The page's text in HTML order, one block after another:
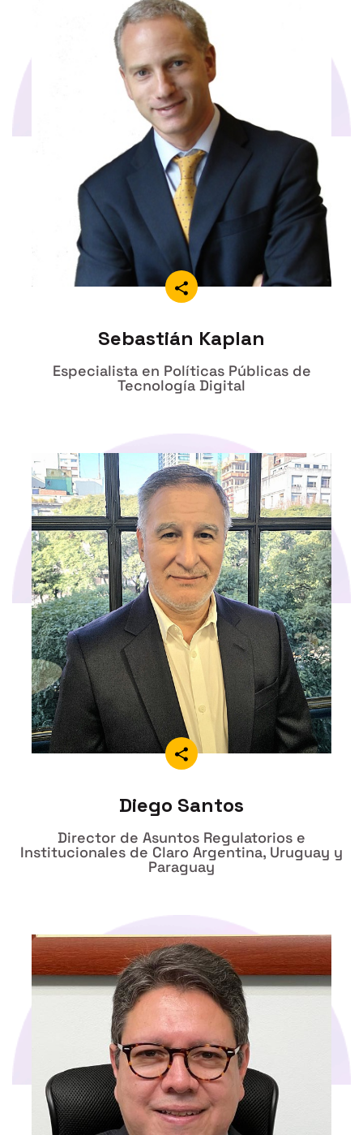
Sebastián Kaplan
Especialista en Políticas Públicas de
Tecnología Digital
Diego Santos
Director de Asuntos Regulatorios e
Institucionales de Claro Argentina, Uruguay y
Paraguay